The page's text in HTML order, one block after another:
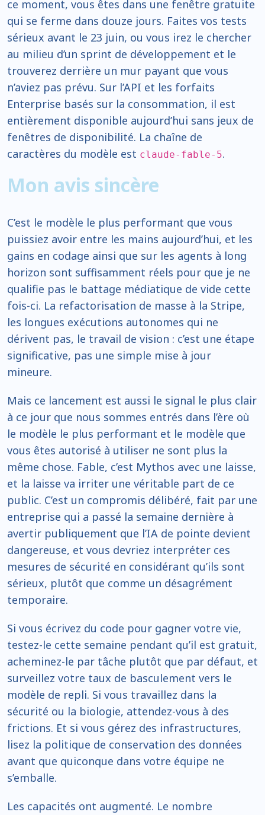
ce moment, vous êtes dans une fenêtre gratuite
qui se ferme dans douze jours. Faites vos tests
sérieux avant le 23 juin, ou vous irez le chercher
au milieu d’un sprint de développement et le
trouverez derrière un mur payant que vous
n’aviez pas prévu. Sur l’API et les forfaits
Enterprise basés sur la consommation, il est
entièrement disponible aujourd’hui sans jeux de
fenêtres de disponibilité. La chaîne de
caractères du modèle est claude-fable-5.
Mon avis sincère
C’est le modèle le plus performant que vous
puissiez avoir entre les mains aujourd’hui, et les
gains en codage ainsi que sur les agents à long
horizon sont suffisamment réels pour que je ne
qualifie pas le battage médiatique de vide cette
fois-ci. La refactorisation de masse à la Stripe,
les longues exécutions autonomes qui ne
dérivent pas, le travail de vision : c’est une étape
significative, pas une simple mise à jour
mineure.
Mais ce lancement est aussi le signal le plus clair
à ce jour que nous sommes entrés dans l’ère où
le modèle le plus performant et le modèle que
vous êtes autorisé à utiliser ne sont plus la
même chose. Fable, c’est Mythos avec une laisse,
et la laisse va irriter une véritable part de ce
public. C’est un compromis délibéré, fait par une
entreprise qui a passé la semaine dernière à
avertir publiquement que l’IA de pointe devient
dangereuse, et vous devriez interpréter ces
mesures de sécurité en considérant qu’ils sont
sérieux, plutôt que comme un désagrément
temporaire.
Si vous écrivez du code pour gagner votre vie,
testez-le cette semaine pendant qu’il est gratuit,
acheminez-le par tâche plutôt que par défaut, et
surveillez votre taux de basculement vers le
modèle de repli. Si vous travaillez dans la
sécurité ou la biologie, attendez-vous à des
frictions. Et si vous gérez des infrastructures,
lisez la politique de conservation des données
avant que quiconque dans votre équipe ne
s’emballe.
Les capacités ont augmenté. Le nombre